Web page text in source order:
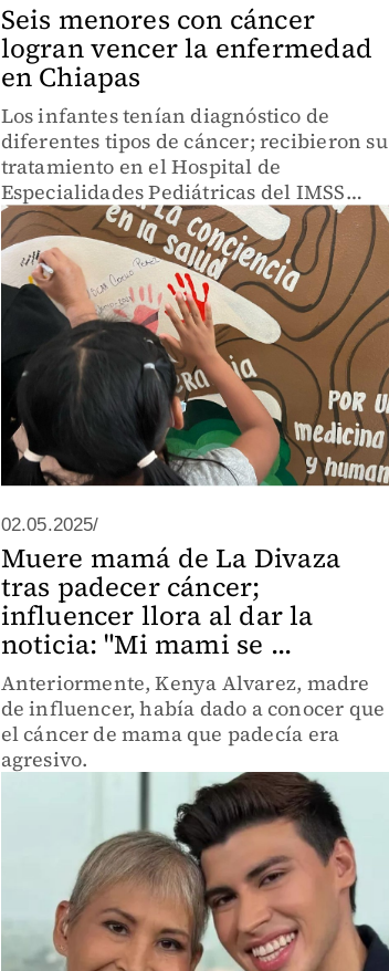
Seis menores con cáncer
logran vencer la enfermedad
en Chiapas
Los infantes tenían diagnóstico de
diferentes tipos de cáncer; recibieron su
tratamiento en el Hospital de
Especialidades Pediátricas del IMSS
Bienestar.
02.05.2025/
Muere mamá de La Divaza
tras padecer cáncer;
influencer llora al dar la
noticia: "Mi mami se ...
Anteriormente, Kenya Alvarez, madre
de influencer, había dado a conocer que
el cáncer de mama que padecía era
agresivo.